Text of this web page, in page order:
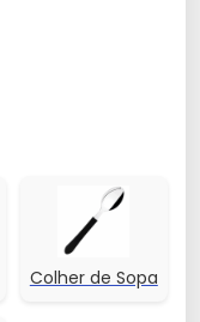
Colher de Sopa